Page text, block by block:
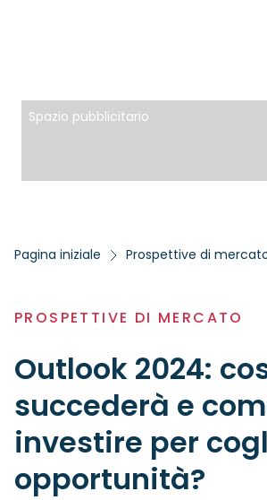
Spazio pubblicitario
Pagina iniziale Prospettive di
PROSPETTIVE DI MERCATO
Outlook 2024:
succederà e
investire per
opportunità?